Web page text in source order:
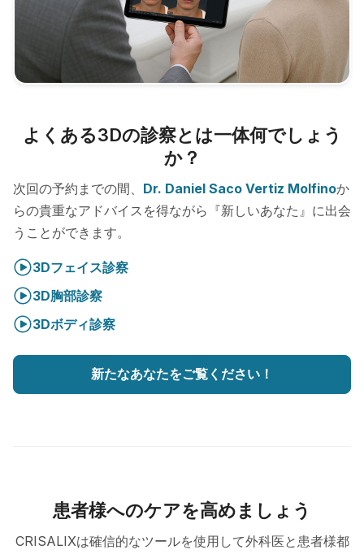
よくある3Dの診察とは一体何でしょう
か？
次回の予約までの間、 Dr. Daniel Saco Vertiz Molfinoか
らの貴重なアドバイスを得ながら『新しいあなた』に出会
うことができます。
3Dフェイス診察
3D胸部診察
3Dボディ診察
新たなあなたをご覧ください！
患者様へのケアを高めましょう
CRISALIXは確信的なツールを使用して外科医と患者様都